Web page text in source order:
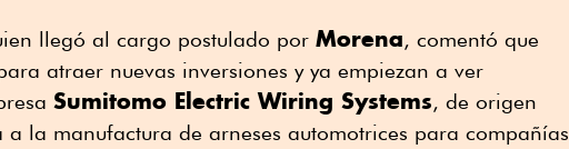
llegó al cargo postulado por Morena, comentó que
atraer nuevas inversiones y ya empiezan a ver
Sumitomo Electric Wiring Systems, de origen
a la manufactura de arneses automotrices para compañías